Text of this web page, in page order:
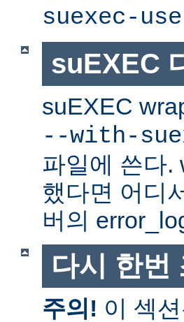
suexec-
suEXEC
suEXEC
--with-
파일에 쓴다.
했다면 어디
버의
다시 한번
주의! 이 섹